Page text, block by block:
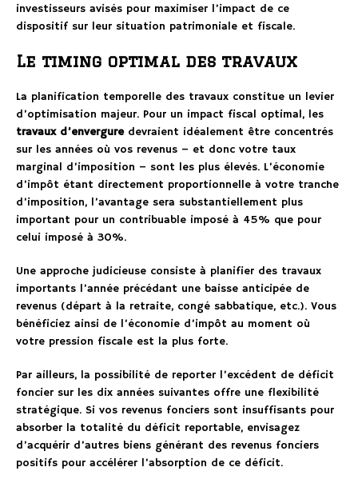
investisseurs avisés pour maximiser l’impact de ce
dispositif sur leur situation patrimoniale et fiscale.
Le timing optimal des travaux
La planification temporelle des travaux constitue un levier
d’optimisation majeur. Pour un impact fiscal optimal, les
travaux d’enverguredevraient idéalement être concentrés
sur les années où vos revenus – et donc votre taux
marginal d’imposition – sont les plus élevés. L’économie
d’impôt étant directement proportionnelle à votre tranche
d’imposition, l’avantage sera substantiellement plus
important pour un contribuable imposé à 45% que pour
celui imposé à 30%.
Une approche judicieuse consiste à planifier des travaux
importants l’année précédant une baisse anticipée de
revenus (départ à la retraite, congé sabbatique, etc.). Vous
bénéficiez ainsi de l’économie d’impôt au moment où
votre pression fiscale est la plus forte.
Par ailleurs, la possibilité de reporter l’excédent de déficit
foncier sur les dix années suivantes offre une flexibilité
stratégique. Si vos revenus fonciers sont insuffisants pour
absorber la totalité du déficit reportable, envisagez
d’acquérir d’autres biens générant des revenus fonciers
positifs pour accélérer l’absorption de ce déficit.